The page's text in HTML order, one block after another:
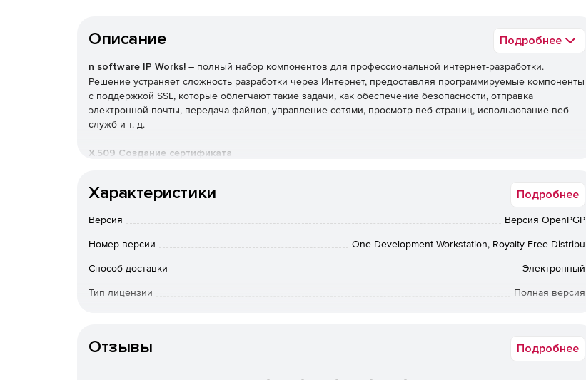
Описание Подробнее
n software IP Works! – полный набор компонентов для профессиональной интернет-разработки.
Решение устраняет сложность разработки через Интернет, предоставляя программируемые компоненты
с поддержкой SSL, которые облегчают такие задачи, как обеспечение безопасности, отправка
электронной почты, передача файлов, управление сетями, просмотр веб-страниц, использование веб-
служб и т. д.
X.509 Создание сертификата
Полная поддержка TLS 1.3, TLS 1.1, SSL 2.0 и SSL 3.0.
256-битная Strong SSL Security
Построен поверх IP. Используется платформа защищенной связи SSL.
Нативные программные компоненты для любой поддерживаемой технологии разработки.
Характеристики Подробнее
Версия Версия OpenPGP
Номер версии One Development Workstation, Royalty-Free Distribu
Способ доставки Электронный
Тип лицензии Полная версия
Отзывы Подробнее